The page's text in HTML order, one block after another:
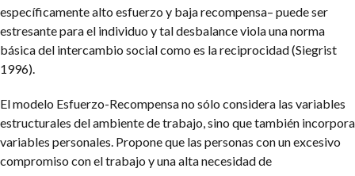
específicamente alto esfuerzo y baja recompensa– puede ser
estresante para el individuo y tal desbalance viola una norma
básica del intercambio social como es la reciprocidad (Siegrist
1996).
El modelo Esfuerzo-Recompensa no sólo considera las variables
estructurales del ambiente de trabajo, sino que también incorpora
variables personales. Propone que las personas con un excesivo
compromiso con el trabajo y una alta necesidad de